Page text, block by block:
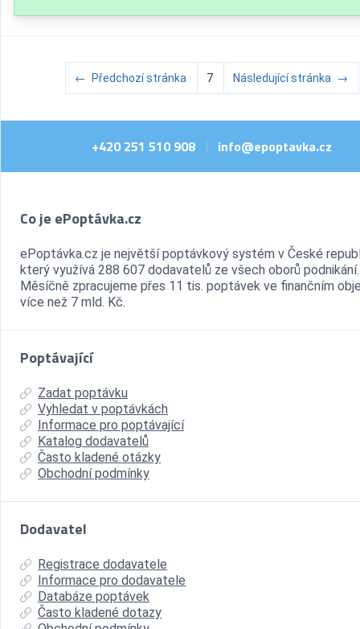
← Předchozí stránka 7 Následující stránka →
+420 251 510 908 info@epoptavka.cz
Co je ePoptávka.cz
ePoptávka.cz je největší poptávkový systém v České
který využívá 288 607 dodavatelů ze všech oborů podnikání.
Měsíčně zpracujeme přes 11 tis. poptávek ve finančním
více než 7 mld. Kč.
Poptávající
Zadat poptávku
Vyhledat v poptávkách
Informace pro poptávající
Katalog dodavatelů
Často kladené otázky
Obchodní podmínky
Dodavatel
Registrace dodavatele
Informace pro dodavatele
Databáze poptávek
Často kladené dotazy